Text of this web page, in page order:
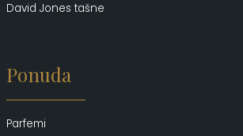
David Jones tašne
Ponuda
Parfemi